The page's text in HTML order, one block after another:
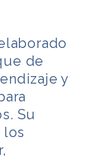
de
y
Su
los